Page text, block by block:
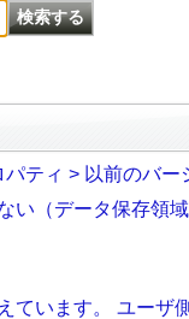
ティ > 以前のバー
い（データ保存領
ています。 ユーザ